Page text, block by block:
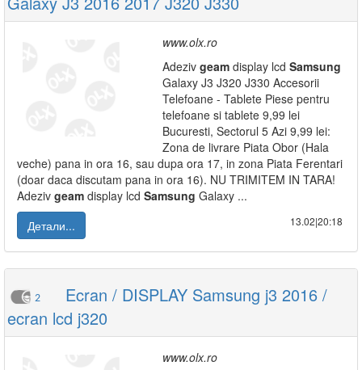
www.olx.ro
Adeziv geam display lcd Samsung
Galaxy J3 J320 J330 Accesorii
Telefoane - Tablete Piese pentru
telefoane si tablete 9,99 lei
Bucuresti, Sectorul 5 Azi 9,99 lei:
Zona de livrare Piata Obor (Hala
veche) pana in ora 16, sau dupa ora 17, in zona Piata Ferentari
(doar daca discutam pana in ora 16). NU TRIMITEM IN TARA!
Adeziv geam display lcd Samsung Galaxy ...
Детали...
13.02|20:18
2
Ecran / DISPLAY Samsung j3 2016 /
ecran lcd j320
www.olx.ro